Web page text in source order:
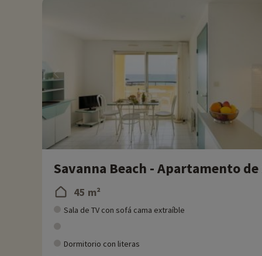
Savanna Beach - Apartamento
45 m²
Sala de TV con sofá cama extraíble
Dormitorio con literas